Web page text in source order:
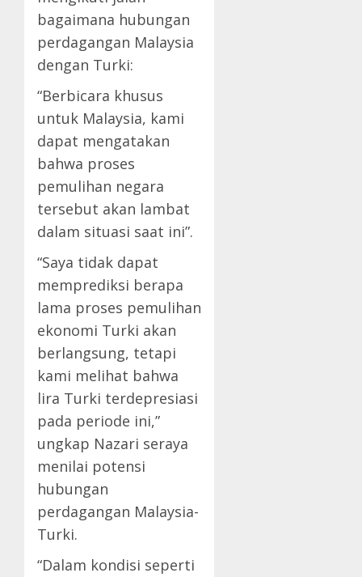
bagaimana hubungan
perdagangan Malaysia
dengan Turki:
“Berbicara khusus
untuk Malaysia, kami
dapat mengatakan
bahwa proses
pemulihan negara
tersebut akan lambat
dalam situasi saat ini”.
“Saya tidak dapat
memprediksi berapa
lama proses pemulihan
ekonomi Turki akan
berlangsung, tetapi
kami melihat bahwa
lira Turki terdepresiasi
pada periode ini,”
ungkap Nazari seraya
menilai potensi
hubungan
perdagangan Malaysia-
Turki.
“Dalam kondisi seperti